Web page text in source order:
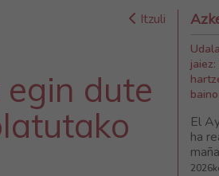
Itzuli
dute
El
ha